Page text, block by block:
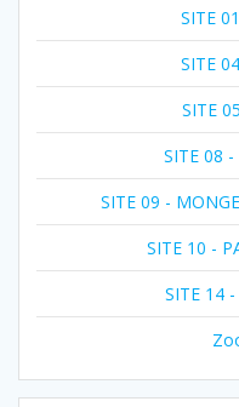
SITE
SITE
SITE
SITE 08
SITE 09 -
SITE 10 -
SITE 14